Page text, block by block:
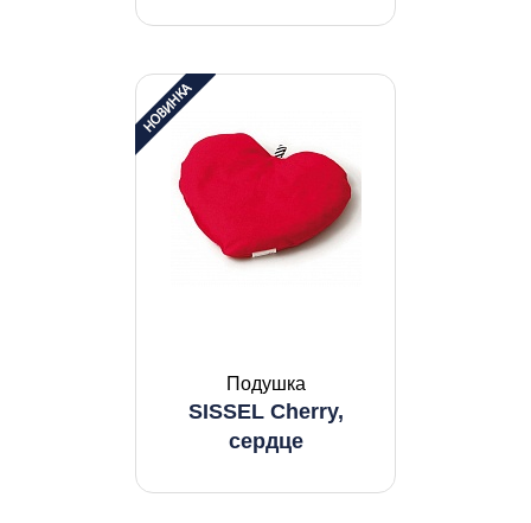
Подушка
SISSEL Cherry,
сердце